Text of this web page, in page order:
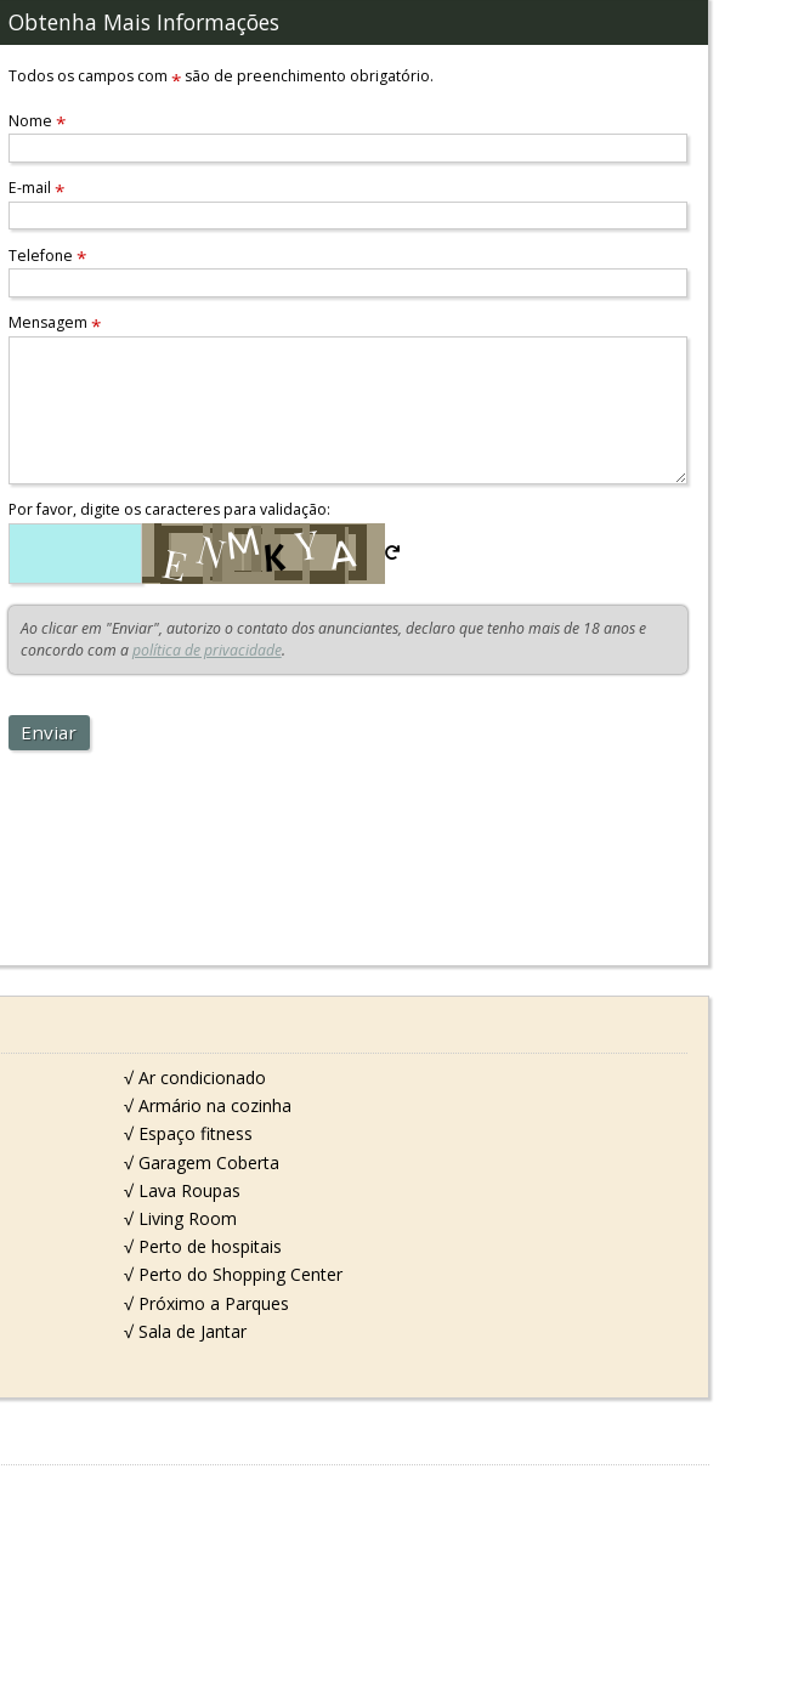
Obtenha Mais Informações
Todos os campos com *são de preenchimento obrigatório.
Nome *
E-mail *
Telefone *
Mensagem *
Por favor, digite os caracteres para validação:
Ao clicar em "Enviar", autorizo o contato dos anunciantes, declaro que tenho mais de 18 anos e
concordo com apolítica de privacidade.
Enviar
√ Ar condicionado
√ Armário na cozinha
√ Espaço fitness
√ Garagem Coberta
√ Lava Roupas
√ Living Room
√ Perto de hospitais
√ Perto do Shopping Center
√ Próximo a Parques
√ Sala de Jantar